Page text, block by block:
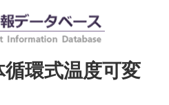
環式温度可変